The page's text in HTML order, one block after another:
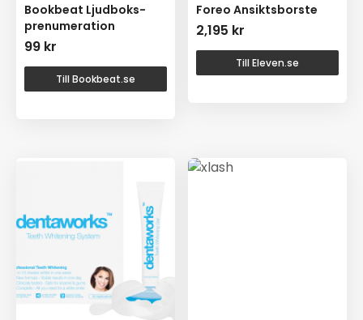
Bookbeat Ljudboks-
prenumeration
99 kr
Till Bookbeat.se
Foreo Ansiktsborste
2,195 kr
Till Eleven.se